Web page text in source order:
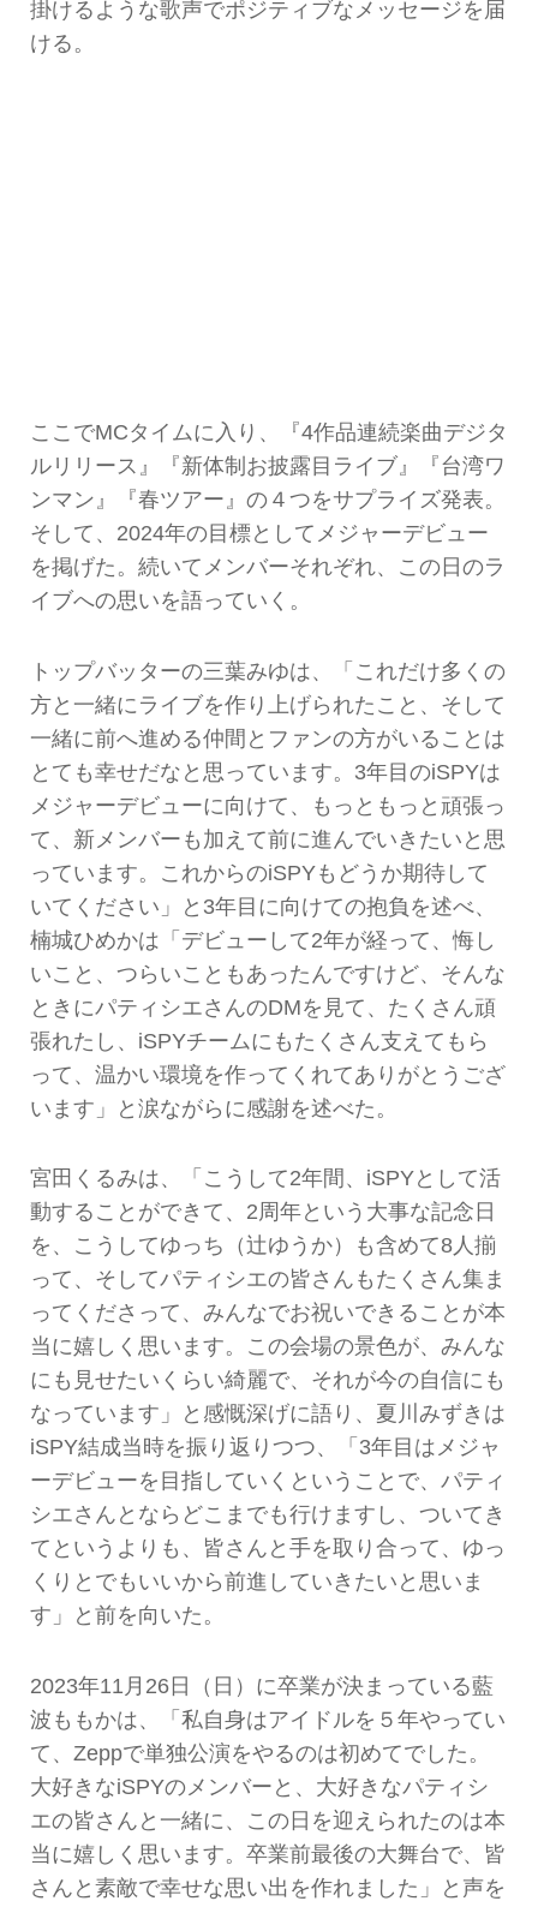
掛けるような歌声でポジティブなメッセージを届
ける。
ここでMCタイムに入り、『4作品連続楽曲デジタ
ルリリース』『新体制お披露目ライブ』『台湾ワ
ンマン』『春ツアー』の４つをサプライズ発表。
そして、2024年の目標としてメジャーデビュー
を掲げた。続いてメンバーそれぞれ、この日のラ
イブへの思いを語っていく。
トップバッターの三葉みゆは、「これだけ多くの
方と一緒にライブを作り上げられたこと、そして
一緒に前へ進める仲間とファンの方がいることは
とても幸せだなと思っています。3年目のiSPYは
メジャーデビューに向けて、もっともっと頑張っ
て、新メンバーも加えて前に進んでいきたいと思
っています。これからのiSPYもどうか期待して
いてください」と3年目に向けての抱負を述べ、
楠城ひめかは「デビューして2年が経って、悔し
いこと、つらいこともあったんですけど、そんな
ときにパティシエさんのDMを見て、たくさん頑
張れたし、iSPYチームにもたくさん支えてもら
って、温かい環境を作ってくれてありがとうござ
います」と涙ながらに感謝を述べた。
宮田くるみは、「こうして2年間、iSPYとして活
動することができて、2周年という大事な記念日
を、こうしてゆっち（辻ゆうか）も含めて8人揃
って、そしてパティシエの皆さんもたくさん集ま
ってくださって、みんなでお祝いできることが本
当に嬉しく思います。この会場の景色が、みんな
にも見せたいくらい綺麗で、それが今の自信にも
なっています」と感慨深げに語り、夏川みずきは
iSPY結成当時を振り返りつつ、「3年目はメジャ
ーデビューを目指していくということで、パティ
シエさんとならどこまでも行けますし、ついてき
てというよりも、皆さんと手を取り合って、ゆっ
くりとでもいいから前進していきたいと思いま
す」と前を向いた。
2023年11月26日（日）に卒業が決まっている藍
波ももかは、「私自身はアイドルを５年やってい
て、Zeppで単独公演をやるのは初めてでした。
大好きなiSPYのメンバーと、大好きなパティシ
エの皆さんと一緒に、この日を迎えられたのは本
当に嬉しく思います。卒業前最後の大舞台で、皆
さんと素敵で幸せな思い出を作れました」と声を